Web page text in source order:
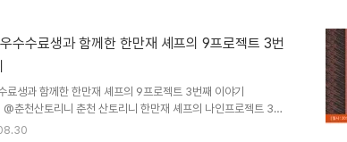
다. 한만재 셰프가 메뉴를 하나씩 써낼때마다, 내가 흥분가 감탄으
여유로운 오전의 화창한 가을 아침. 조금 이른 브런치를 즐기기
트 룸을 꾸몄다. 하얀 접시와 푸른색 청아한 물병이 더욱 식욕을
수수료생과 함께한 한만재 셰프의 9프로젝트 3번
료생과 함께한 한만재 셰프의 9프로젝트 3번째 이야기
천산토리니 춘천 산토리니 한만재 셰프의 나인프로젝트 3번
.나인 프로젝트는 9가지 분야의 초대손님을 9번 초대하여 한만